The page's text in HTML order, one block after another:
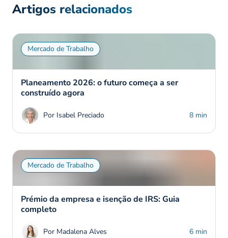
Artigos relacionados
Mercado de Trabalho
Planeamento 2026: o futuro começa a ser
construído agora
Por Isabel Preciado 8 min
Mercado de Trabalho
Prémio da empresa e isenção de IRS: Guia
completo
Por Madalena Alves 6 min